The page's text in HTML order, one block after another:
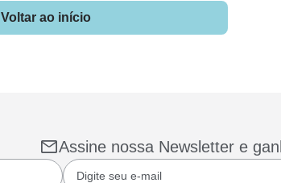
Voltar ao início
Assine nossa Newsletter e